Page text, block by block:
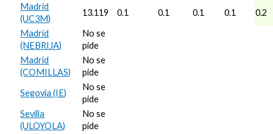
Madrid
(UC3M)
13.119 0.1 0.1 0.1 0.1
0.2
Madrid
(NEBRIJA)
No se
pide
Madrid
(COMILLAS)
No se
pide
Segovia (IE)
No se
pide
Sevilla
(ULOYOLA)
No se
pide